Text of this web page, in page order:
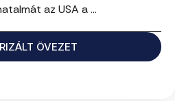
az USA a ...
ÖVEZET